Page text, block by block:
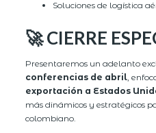
Soluciones de logística
🚀 CIERRE
Presentaremos un adelanto
conferencias de abril ,
exportación a Estados
más dinámicos y estratégicos
colombiano.